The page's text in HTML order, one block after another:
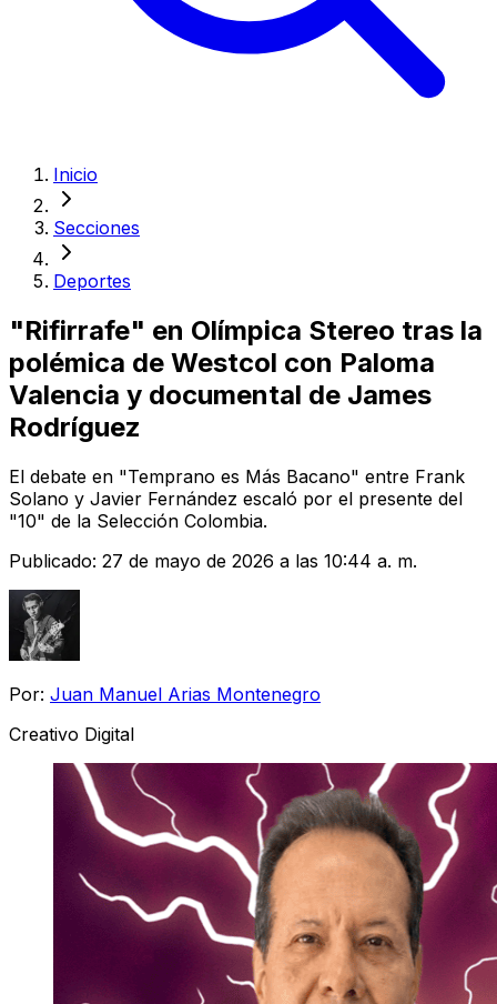
Inicio
Secciones
Deportes
"Rifirrafe" en Olímpica Stereo tras la
polémica de Westcol con Paloma
Valencia y documental de James
Rodríguez
El debate en "Temprano es Más Bacano" entre Frank
Solano y Javier Fernández escaló por el presente del
"10" de la Selección Colombia.
Publicado: 27 de mayo de 2026 a las 10:44 a. m.
Por: Juan Manuel Arias Montenegro
Creativo Digital